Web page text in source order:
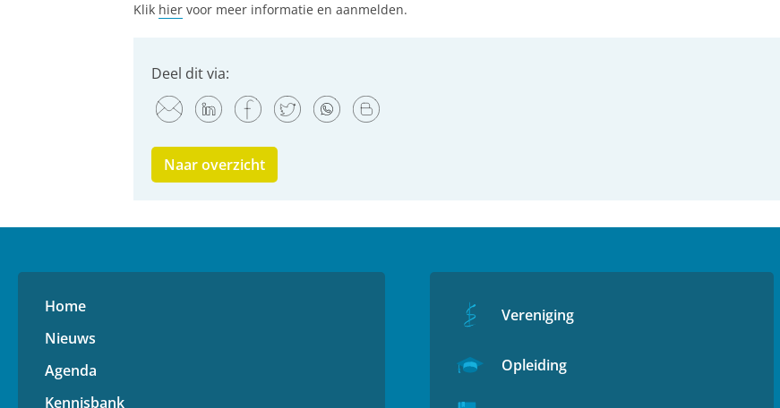
Klik hier voor meer informatie en aanmelden.
Deel dit via:
Naar overzicht
Home
Nieuws
Agenda
Kennisbank
Vereniging
Opleiding